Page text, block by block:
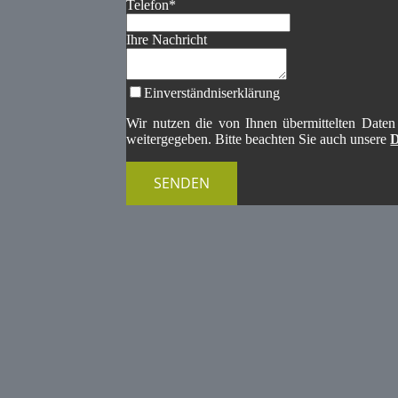
Telefon*
Ihre Nachricht
Einverständniserklärung
Wir nutzen die von Ihnen übermittelten
weitergegeben. Bitte beachten Sie auch unsere
SENDEN